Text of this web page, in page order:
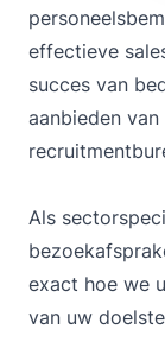
effectieve
succes van
aanbieden
Als
exact hoe we
van uw